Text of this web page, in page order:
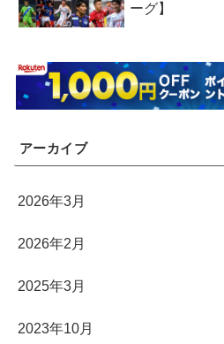
ーグ】
アーカイブ
2026年3月
2026年2月
2025年3月
2023年10月